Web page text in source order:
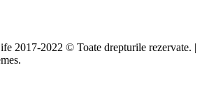
2017-2022 © Toate drepturile rezervate. |